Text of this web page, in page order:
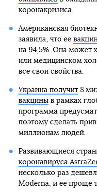
коронакризиса.
Американская
заявила, что ее
на 94,5%. Она может
или медицинском
все свои свойства.
Украина получит8
вакциныв рамках
программа
поэтому сделать
миллионам людей.
Развивающиеся
коронавируса
несколько раз
Moderna, и ее проще